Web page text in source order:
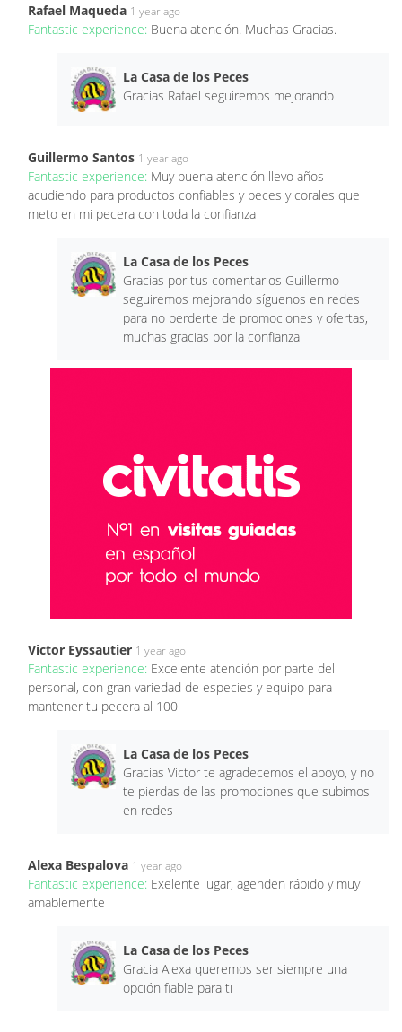
Rafael Maqueda 1 year ago
Fantastic experience: Buena atención. Muchas Gracias.
La Casa de los Peces
Gracias Rafael seguiremos mejorando
Guillermo Santos 1 year ago
Fantastic experience: Muy buena atención llevo años
acudiendo para productos confiables y peces y corales que
meto en mi pecera con toda la confianza
La Casa de los Peces
Gracias por tus comentarios Guillermo
seguiremos mejorando síguenos en redes
para no perderte de promociones y ofertas,
muchas gracias por la confianza
Victor Eyssautier 1 year ago
Fantastic experience: Excelente atención por parte del
personal, con gran variedad de especies y equipo para
mantener tu pecera al 100
La Casa de los Peces
Gracias Victor te agradecemos el apoyo, y no
te pierdas de las promociones que subimos
en redes
Alexa Bespalova 1 year ago
Fantastic experience: Exelente lugar, agenden rápido y muy
amablemente
La Casa de los Peces
Gracia Alexa queremos ser siempre una
opción fiable para ti